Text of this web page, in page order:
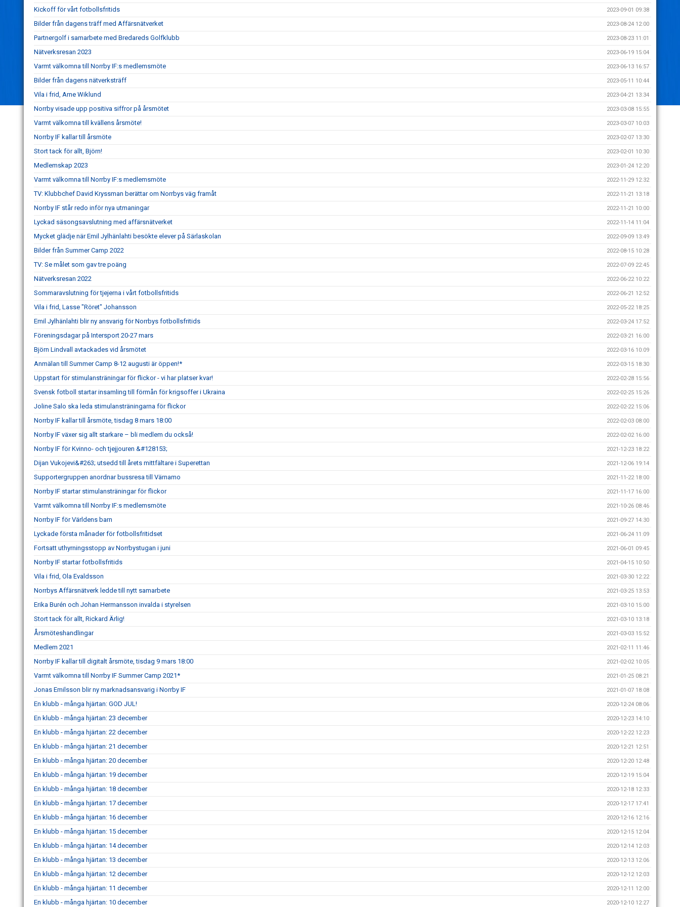
Kickoff för vårt fotbollsfritids 2023-09-01 09:38
Bilder från dagens träff med Affärsnätverket 2023-08-24 12:00
Partnergolf i samarbete med Bredareds Golfklubb 2023-08-23 11:01
Nätverksresan 2023 2023-06-19 15:04
Varmt välkomna till Norrby IF:s medlemsmöte 2023-06-13 16:57
Bilder från dagens nätverksträff 2023-05-11 10:44
Vila i frid, Arne Wiklund 2023-04-21 13:34
Norrby visade upp positiva siffror på årsmötet 2023-03-08 15:55
Varmt välkomna till kvällens årsmöte! 2023-03-07 10:03
Norrby IF kallar till årsmöte 2023-02-07 13:30
Stort tack för allt, Björn! 2023-02-01 10:30
Medlemskap 2023 2023-01-24 12:20
Varmt välkomna till Norrby IF:s medlemsmöte 2022-11-29 12:32
TV: Klubbchef David Kryssman berättar om Norrbys väg framåt 2022-11-21 13:18
Norrby IF står redo inför nya utmaningar 2022-11-21 10:00
Lyckad säsongsavslutning med affärsnätverket 2022-11-14 11:04
Mycket glädje när Emil Jylhänlahti besökte elever på Särlaskolan 2022-09-09 13:49
Bilder från Summer Camp 2022 2022-08-15 10:28
TV: Se målet som gav tre poäng 2022-07-09 22:45
Nätverksresan 2022 2022-06-22 10:22
Sommaravslutning för tjejerna i vårt fotbollsfritids 2022-06-21 12:52
Vila i frid, Lasse "Röret" Johansson 2022-05-22 18:25
Emil Jylhänlahti blir ny ansvarig för Norrbys fotbollsfritids 2022-03-24 17:52
Föreningsdagar på Intersport 20-27 mars 2022-03-21 16:00
Björn Lindvall avtackades vid årsmötet 2022-03-16 10:09
Anmälan till Summer Camp 8-12 augusti är öppen!* 2022-03-15 18:30
Uppstart för stimulansträningar för flickor - vi har platser kvar! 2022-02-28 15:56
Svensk fotboll startar insamling till förmån för krigsoffer i Ukraina 2022-02-25 15:26
Joline Salo ska leda stimulansträningarna för flickor 2022-02-22 15:06
Norrby IF kallar till årsmöte, tisdag 8 mars 18:00 2022-02-03 08:00
Norrby IF växer sig allt starkare – bli medlem du också! 2022-02-02 16:00
Norrby IF för Kvinno- och tjejjouren &#128153; 2021-12-23 18:22
Dijan Vukojevi&#263; utsedd till årets mittfältare i Superettan 2021-12-06 19:14
Supportergruppen anordnar bussresa till Värnamo 2021-11-22 18:00
Norrby IF startar stimulansträningar för flickor 2021-11-17 16:00
Varmt välkomna till Norrby IF:s medlemsmöte 2021-10-26 08:46
Norrby IF för Världens barn 2021-09-27 14:30
Lyckade första månader för fotbollsfritidset 2021-06-24 11:09
Fortsatt uthyrningsstopp av Norrbystugan i juni 2021-06-01 09:45
Norrby IF startar fotbollsfritids 2021-04-15 10:50
Vila i frid, Ola Evaldsson 2021-03-30 12:22
Norrbys Affärsnätverk ledde till nytt samarbete 2021-03-25 13:53
Erika Burén och Johan Hermansson invalda i styrelsen 2021-03-10 15:00
Stort tack för allt, Rickard Ärlig! 2021-03-10 13:18
Årsmöteshandlingar 2021-03-03 15:52
Medlem 2021 2021-02-11 11:46
Norrby IF kallar till digitalt årsmöte, tisdag 9 mars 18:00 2021-02-02 10:05
Varmt välkomna till Norrby IF Summer Camp 2021* 2021-01-25 08:21
Jonas Emilsson blir ny marknadsansvarig i Norrby IF 2021-01-07 18:08
En klubb - många hjärtan: GOD JUL! 2020-12-24 08:06
En klubb - många hjärtan: 23 december 2020-12-23 14:10
En klubb - många hjärtan: 22 december 2020-12-22 12:23
En klubb - många hjärtan: 21 december 2020-12-21 12:51
En klubb - många hjärtan: 20 december 2020-12-20 12:48
En klubb - många hjärtan: 19 december 2020-12-19 15:04
En klubb - många hjärtan: 18 december 2020-12-18 12:33
En klubb - många hjärtan: 17 december 2020-12-17 17:41
En klubb - många hjärtan: 16 december 2020-12-16 12:16
En klubb - många hjärtan: 15 december 2020-12-15 12:04
En klubb - många hjärtan: 14 december 2020-12-14 12:03
En klubb - många hjärtan: 13 december 2020-12-13 12:06
En klubb - många hjärtan: 12 december 2020-12-12 12:03
En klubb - många hjärtan: 11 december 2020-12-11 12:00
En klubb - många hjärtan: 10 december 2020-12-10 12:27